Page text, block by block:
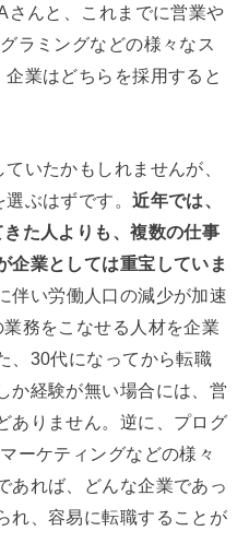
さんと、これまでに営業や
ラミングなどの様々なス
業はどちらを採用すると
いたかもしれませんが、
選ぶはずです。近年では、
た人よりも、複数の仕事
企業としては重宝していま
伴い労働人口の減少が加速
務をこなせる人材を企業
、30代になってから転職
か経験が無い場合には、営
ありません。逆に、プログ
ーケティングなどの様々
あれば、どんな企業であっ
れ、容易に転職することが